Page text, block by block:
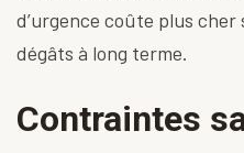
d’urgence coûte plus cher
dégâts à long terme.
Contraintes